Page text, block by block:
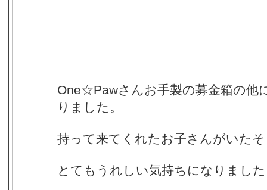
One☆Pawさんお手製の募金箱の他
りました。
持って来てくれたお子さんがいた
とてもうれしい気持ちになりまし